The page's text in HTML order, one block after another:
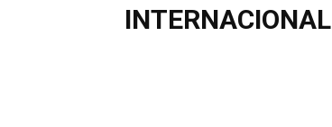
INTERNACIONAL